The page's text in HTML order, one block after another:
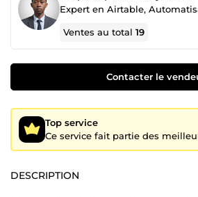
Ventes au total19
Contacter le
Top service
Ce service fait partie des
DESCRIPTION